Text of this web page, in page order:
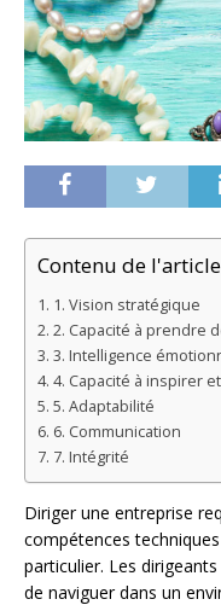
Contenu de l'article
1. Vision stratégique
2. Capacité à prendre
3. Intelligence
4. Capacité à inspirer
5. Adaptabilité
6. Communication
7. Intégrité
Diriger une entreprise
compétences
particulier. Les
de naviguer dans un